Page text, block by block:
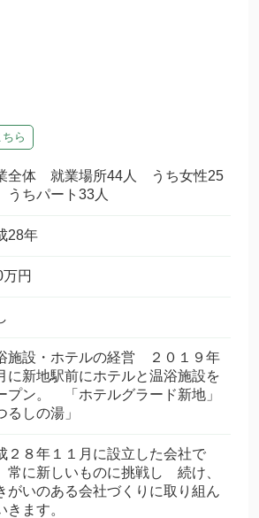
ら
全体 就業場所44人 うち女性25
ちパート33人
28年
円
施設・ホテルの経営 ２０１９年
に新地駅前にホテルと温浴施設を
プン。 「ホテルグラード新地」
るしの湯」
２８年１１月に設立した会社で
常に新しいものに挑戦し 続け、
がいのある会社づくりに取り組ん
きます。